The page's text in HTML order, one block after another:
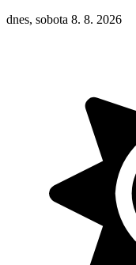
dnes, sobota 8. 8. 2026